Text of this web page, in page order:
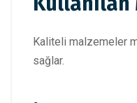
Kaliteli malzemeler
sağlar.